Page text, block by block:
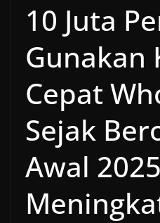
10 Juta
Gunakan
Cepat
Sejak
Awal 2025